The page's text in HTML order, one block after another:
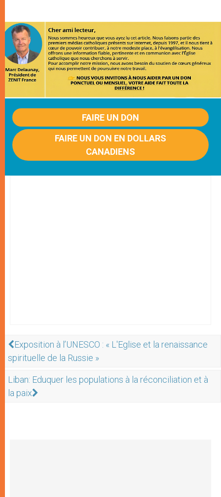
FAIRE UN DON
FAIRE UN DON EN DOLLARS
CANADIENS
Exposition à l’UNESCO : « L'Eglise et la renaissance
spirituelle de la Russie »
Liban: Eduquer les populations à la réconciliation et à
la paix